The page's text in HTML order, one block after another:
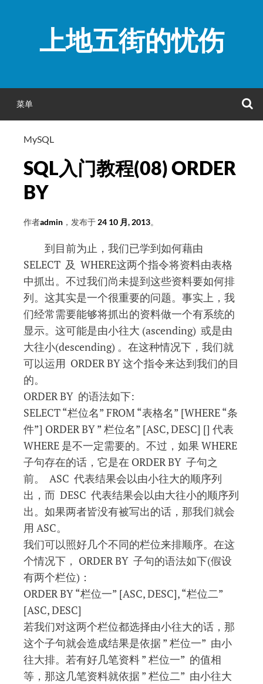
上地五街的忧伤
菜单
MySQL
SQL入门教程(08) ORDER
BY
作者admin ，发布于 24 10 月, 2013。
到目前为止，我们已学到如何藉由
SELECT 及 WHERE这两个指令将资料由表格
中抓出。不过我们尚未提到这些资料要如何排
列。这其实是一个很重要的问题。事实上，我
们经常需要能够将抓出的资料做一个有系统的
显示。这可能是由小往大 (ascending) 或是由
大往小(descending) 。在这种情况下，我们就
可以运用 ORDER BY 这个指令来达到我们的目
的。
ORDER BY 的语法如下:
SELECT “栏位名” FROM “表格名” [WHERE “条
件”] ORDER BY ” 栏位名” [ASC, DESC] [] 代表
WHERE 是不一定需要的。不过，如果 WHERE
子句存在的话，它是在 ORDER BY 子句之
前。 ASC 代表结果会以由小往大的顺序列
出，而 DESC 代表结果会以由大往小的顺序列
出。如果两者皆没有被写出的话，那我们就会
用 ASC。
我们可以照好几个不同的栏位来排顺序。在这
个情况下， ORDER BY 子句的语法如下(假设
有两个栏位)：
ORDER BY “栏位一” [ASC, DESC], “栏位二”
[ASC, DESC]
若我们对这两个栏位都选择由小往大的话，那
这个子句就会造成结果是依据 ” 栏位一” 由小
往大排。若有好几笔资料 ” 栏位一” 的值相
等，那这几笔资料就依据 ” 栏位二” 由小往大